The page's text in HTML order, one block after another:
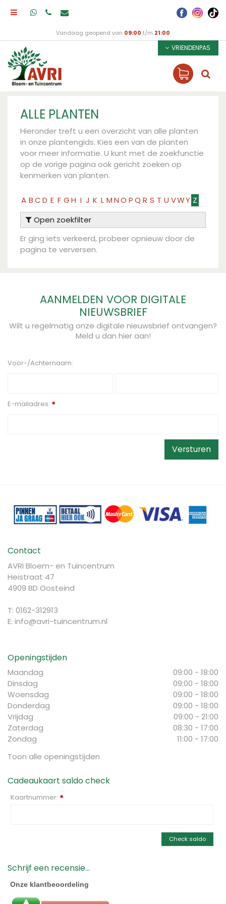
Vandaag geopend van 09:00 t/m 21:00
VRIENDENPAS
ALLE PLANTEN
Hieronder treft u een overzicht van alle planten
in onze plantengids. Kies een van de planten
voor meer informatie. U kunt met de zoekfunctie
op de vorige pagina ook gericht zoeken op
kenmerken van planten.
A B C D E F GH I J K L MNO P Q R S T U VWY Z
Open zoekfilter
Er ging iets verkeerd, probeer opnieuw door de
pagina te verversen.
AANMELDEN VOOR DIGITALE
NIEUWSBRIEF
Wilt u regelmatig onze digitale nieuwsbrief ontvangen?
Meld u dan hier aan!
Voor-/Achternaam:
E-mailadres: *
Contact
AVRI Bloem- en Tuincentrum
Heistraat 47
4909 BD Oosteind
T: 0162-312913
E: info@avri-tuincentrum.nl
Openingstijden
Maandag
09:00 - 18:00
Dinsdag
09:00 - 18:00
Woensdag
09:00 - 18:00
Donderdag
09:00 - 18:00
Vrijdag
09:00 - 21:00
Zaterdag
08:30 - 17:00
Zondag
11:00 - 17:00
Toon alle openingstijden
Cadeaukaart saldo check
Kaartnummer: *
Check saldo
Schrijf een recensie...